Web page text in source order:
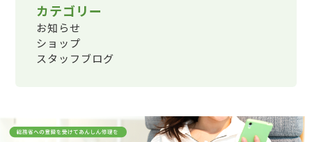
カテゴリー
お知らせ
ショップ
スタッフブログ